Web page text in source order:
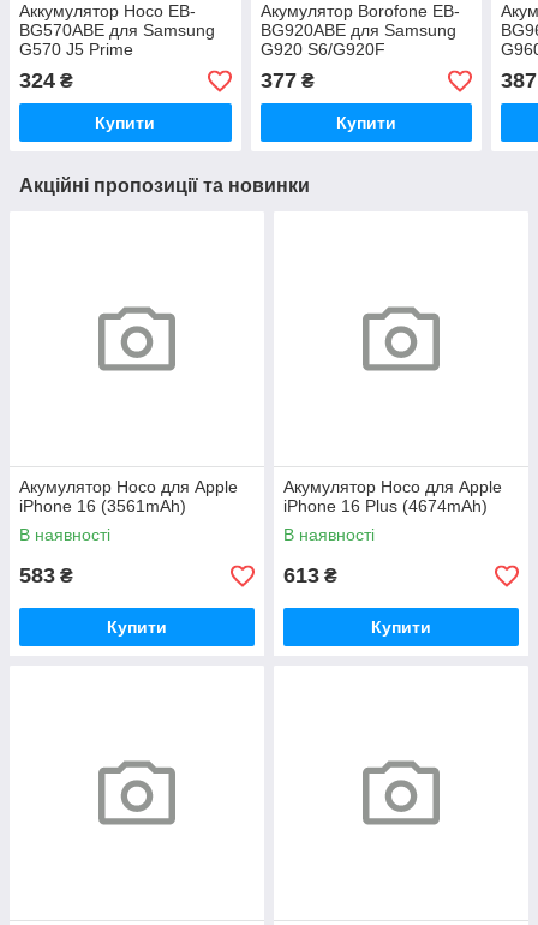
Аккумулятор Hoco EB-
BG570ABE для Samsung
G570 J5 Prime
324 ₴
Купити
Акумулятор Borofone EB-
BG920ABE для Samsung
G920 S6/G920F
377₴
Купити
387
Акційні пропозиції та новинки
Акумулятор Hoco для Apple
iPhone 16 (3561mAh)
В наявності
583 ₴
Купити
Акумулятор Hoco для Apple
iPhone 16 Plus (4674mAh)
В наявності
613 ₴
Купити